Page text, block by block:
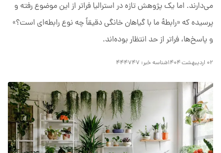
می‌دارند. اما یک پژوهش تازه در استرالیا فراتر از این موضوع رفته و
پرسیده که «رابطه‌ٔ ما با گیاهان خانگی دقیقاً چه نوع رابطه‌ای است؟»
و پاسخ‌ها، فراتر از حد انتظار بوده‌اند.
۰۲ اردیبهشت ۱۴۰۴ شناسه خبر: ۴۴۴۷۴۷